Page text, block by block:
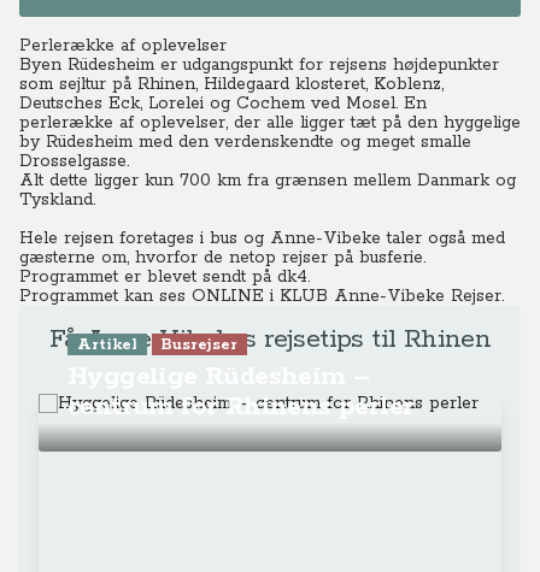
Perlerække af oplevelser
Byen Rüdesheim er udgangspunkt for rejsens højdepunkter
som sejltur på Rhinen, Hildegaard klosteret, Koblenz,
Deutsches Eck, Lorelei og Cochem ved Mosel. En
perlerække af oplevelser, der alle ligger tæt på den hyggelige
by Rüdesheim med den verdenskendte og meget smalle
Drosselgasse.
Alt dette ligger kun 700 km fra grænsen mellem Danmark og
Tyskland.
Hele rejsen foretages i bus og Anne-Vibeke taler også med
gæsterne om, hvorfor de netop rejser på busferie.
Programmet er blevet sendt på dk4.
Programmet kan ses ONLINE i KLUB Anne-Vibeke Rejser.
Få Anne-Vibekes rejsetips til Rhinen
Artikel Busrejser
centrum for Rhinens perler